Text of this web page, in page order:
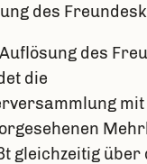
des
des
die
mit
gleichzeitig über